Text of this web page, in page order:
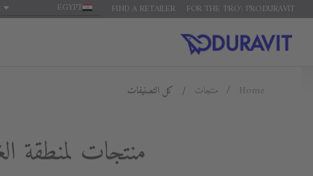
FOR THE 'PRO': PRO.DURAVIT
FIND A RETAILER
EGYPT
Home منتجات كل التصنيفات
منتجات لمنطقة